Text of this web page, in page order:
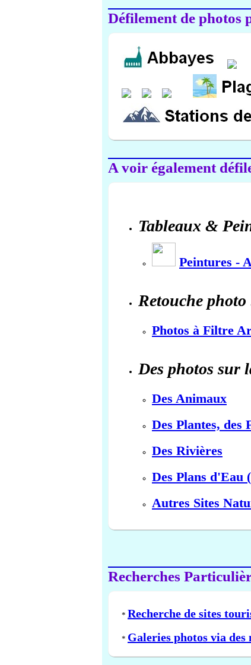
Défilement de photos
A voir également
Tableaux &
Peintures -
Retouche photo
Photos à Filtre
Des photos sur
Des Animaux
Des Plantes, des
Des Rivières
Des Plans d'Eau
Autres Sites
Recherches
* Recherche de sites
* Galeries photos via